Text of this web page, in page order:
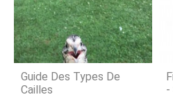
Guide Des Types De
Cailles
-